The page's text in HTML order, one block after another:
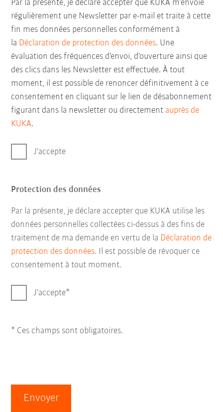
Par la présente, je déclare accepter que KUKA m’envoie
régulièrement une Newsletter par e-mail et traite à cette
fin mes données personnelles conformément à
la Déclaration de protection des données. Une
évaluation des fréquences d’envoi, d’ouverture ainsi que
des clics dans les Newsletter est effectuée. À tout
moment, il est possible de renoncer définitivement à ce
consentement en cliquant sur le lien de désabonnement
figurant dans la newsletter ou directement auprès de
KUKA.
J’accepte
Protection des données
Par la présente, je déclare accepter que KUKA utilise les
données personnelles collectées ci-dessus à des fins de
traitement de ma demande en vertu de la Déclaration de
protection des données. Il est possible de révoquer ce
consentement à tout moment.
J’accepte
* Ces champs sont obligatoires.
Envoyer